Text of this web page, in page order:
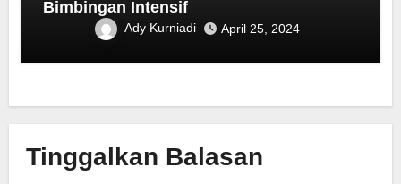
Bimbingan Intensif
Ady Kurniadi April 25, 2024
Tinggalkan Balasan